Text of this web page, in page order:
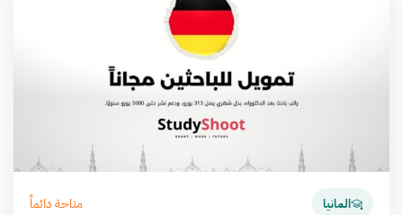
المانيا متاحة دائماً